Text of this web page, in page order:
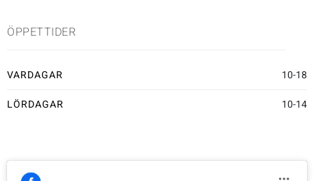
Sportswear
Tennis
ÖPPETTIDER
VARDAGAR
10-18
LÖRDAGAR
10-14